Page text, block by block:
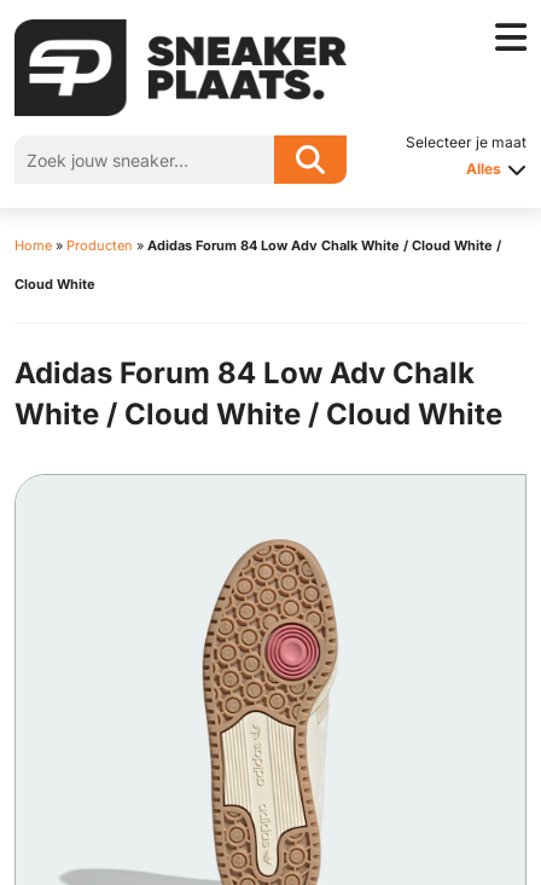
Selecteer je maat
Alles
Home » Producten » Adidas Forum 84 Low Adv Chalk White / Cloud White /
Cloud White
Adidas Forum 84 Low Adv Chalk
White / Cloud White / Cloud White